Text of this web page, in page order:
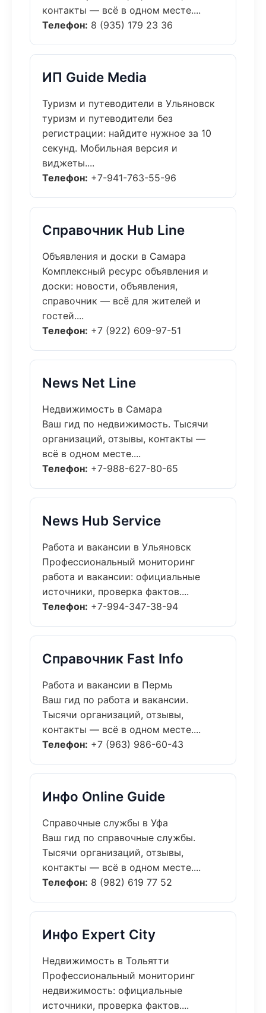
контакты — всё в одном месте....
Телефон: 8 (935) 179 23 36
ИП Guide Media
Туризм и путеводители в Ульяновск
туризм и путеводители без
регистрации: найдите нужное за 10
секунд. Мобильная версия и
виджеты....
Телефон: +7-941-763-55-96
Справочник Hub Line
Объявления и доски в Самара
Комплексный ресурс объявления и
доски: новости, объявления,
справочник — всё для жителей и
гостей....
Телефон: +7 (922) 609-97-51
News Net Line
Недвижимость в Самара
Ваш гид по недвижимость. Тысячи
организаций, отзывы, контакты —
всё в одном месте....
Телефон: +7-988-627-80-65
News Hub Service
Работа и вакансии в Ульяновск
Профессиональный мониторинг
работа и вакансии: официальные
источники, проверка фактов....
Телефон: +7-994-347-38-94
Справочник Fast Info
Работа и вакансии в Пермь
Ваш гид по работа и вакансии.
Тысячи организаций, отзывы,
контакты — всё в одном месте....
Телефон: +7 (963) 986-60-43
Инфо Online Guide
Справочные службы в Уфа
Ваш гид по справочные службы.
Тысячи организаций, отзывы,
контакты — всё в одном месте....
Телефон: 8 (982) 619 77 52
Инфо Expert City
Недвижимость в Тольятти
Профессиональный мониторинг
недвижимость: официальные
источники, проверка фактов....